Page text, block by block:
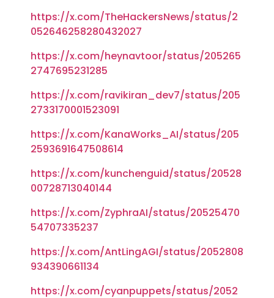
https://x.com/TheHackersNews/status/2
052646258280432027
https://x.com/heynavtoor/status/205265
2747695231285
https://x.com/ravikiran_dev7/status/205
2733170001523091
https://x.com/KanaWorks_AI/status/205
2593691647508614
https://x.com/kunchenguid/status/20528
00728713040144
https://x.com/ZyphraAI/status/20525470
54707335237
https://x.com/AntLingAGI/status/2052808
934390661134
https://x.com/cyanpuppets/status/2052